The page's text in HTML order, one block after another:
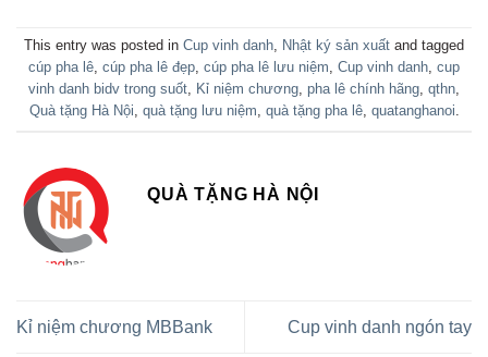
This entry was posted in Cup vinh danh, Nhật ký sản xuất and tagged
cúp pha lê, cúp pha lê đẹp, cúp pha lê lưu niệm, Cup vinh danh, cup
vinh danh bidv trong suốt, Kỉ niệm chương, pha lê chính hãng, qthn,
Quà tặng Hà Nội, quà tặng lưu niệm, quà tặng pha lê, quatanghanoi.
QUÀ TẶNG HÀ NỘI
Kỉ niệm chương MBBank Cup vinh danh ngón tay